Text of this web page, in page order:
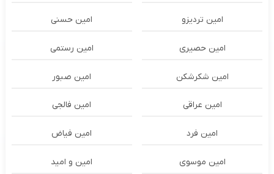
امین تردیزو امین حسنی
امین حصیری امین رستمی
امین شکرشکن امین صبور
امین عراقی امین فالجی
امین فرد امین فیاض
امین موسوی امین و امید